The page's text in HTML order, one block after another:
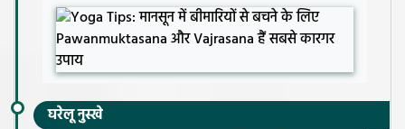
घरेलू नुस्खे